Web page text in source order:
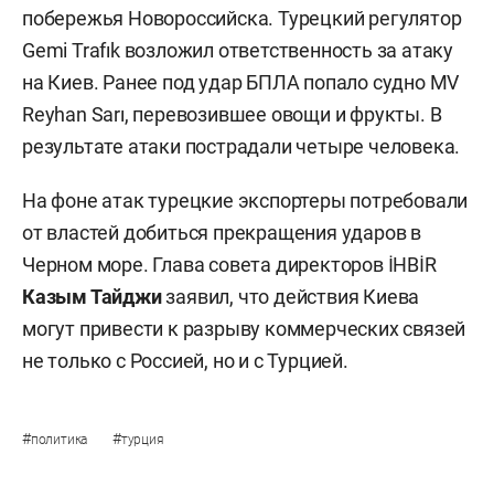
побережья Новороссийска. Турецкий регулятор
Gemi Trafık возложил ответственность за атаку
на Киев. Ранее под удар БПЛА попало судно MV
Reyhan Sarı, перевозившее овощи и фрукты. В
результате атаки пострадали четыре человека.
На фоне атак турецкие экспортеры потребовали
от властей добиться прекращения ударов в
Черном море. Глава совета директоров İHBİR
Казым Тайджизаявил, что действия Киева
могут привести к разрыву коммерческих связей
не только с Россией, но и с Турцией.
#политика #турция